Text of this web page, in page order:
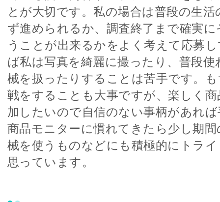
とが大切です。私の場合は普段の生
ず進められるか、調査終了まで確実
うことが出来るかをよく考えて応募
ば私は写真を綺麗に撮ったり、普段
械を扱ったりすることは苦手です。
戦をすることも大事ですが、楽しく
加したいので自信のない事柄があれ
商品モニターに慣れてきたら少し期
械を使うものなどにも積極的にトラ
思っています。